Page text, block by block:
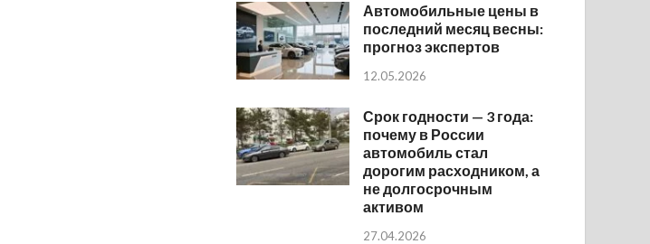
Автомобильные цены в
последний месяц весны:
прогноз экспертов
12.05.2026
Срок годности — 3 года:
почему в России
автомобиль стал
дорогим расходником, а
не долгосрочным
активом
27.04.2026